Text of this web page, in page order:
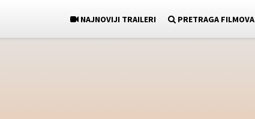
NAJNOVIJI TRAILERI PRETRAGA FILMOVA